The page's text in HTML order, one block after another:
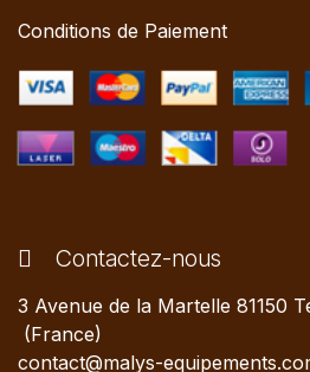
Conditions de Paiement
Contactez-nous
3 Avenue de la Martelle 81150
(France)
contact@malys-